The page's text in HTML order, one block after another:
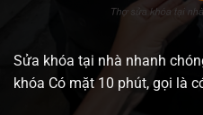
Sửa khóa tại nhà nhanh
khóa Có mặt 10 phút, gọi là